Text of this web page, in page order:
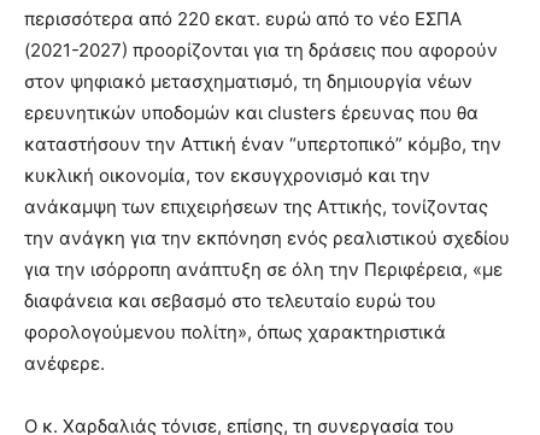
περισσότερα από 220 εκατ. ευρώ από το νέο ΕΣΠΑ
(2021-2027) προορίζονται για τη δράσεις που αφορούν
στον ψηφιακό μετασχηματισμό, τη δημιουργία νέων
ερευνητικών υποδομών και clusters έρευνας που θα
καταστήσουν την Αττική έναν “υπερτοπικό” κόμβο, την
κυκλική οικονομία, τον εκσυγχρονισμό και την
ανάκαμψη των επιχειρήσεων της Αττικής, τονίζοντας
την ανάγκη για την εκπόνηση ενός ρεαλιστικού σχεδίου
για την ισόρροπη ανάπτυξη σε όλη την Περιφέρεια, «με
διαφάνεια και σεβασμό στο τελευταίο ευρώ του
φορολογούμενου πολίτη», όπως χαρακτηριστικά
ανέφερε.
Ο κ. Χαρδαλιάς τόνισε, επίσης, τη συνεργασία του